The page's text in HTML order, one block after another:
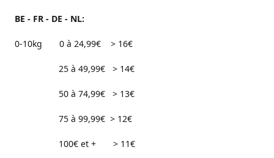
BE - FR - DE - NL:
0-10kg 0 à 24,99€ > 16€
25 à 49,99€ > 14€
50 à 74,99€ > 13€
75 à 99,99€ > 12€
100€ et + > 11€